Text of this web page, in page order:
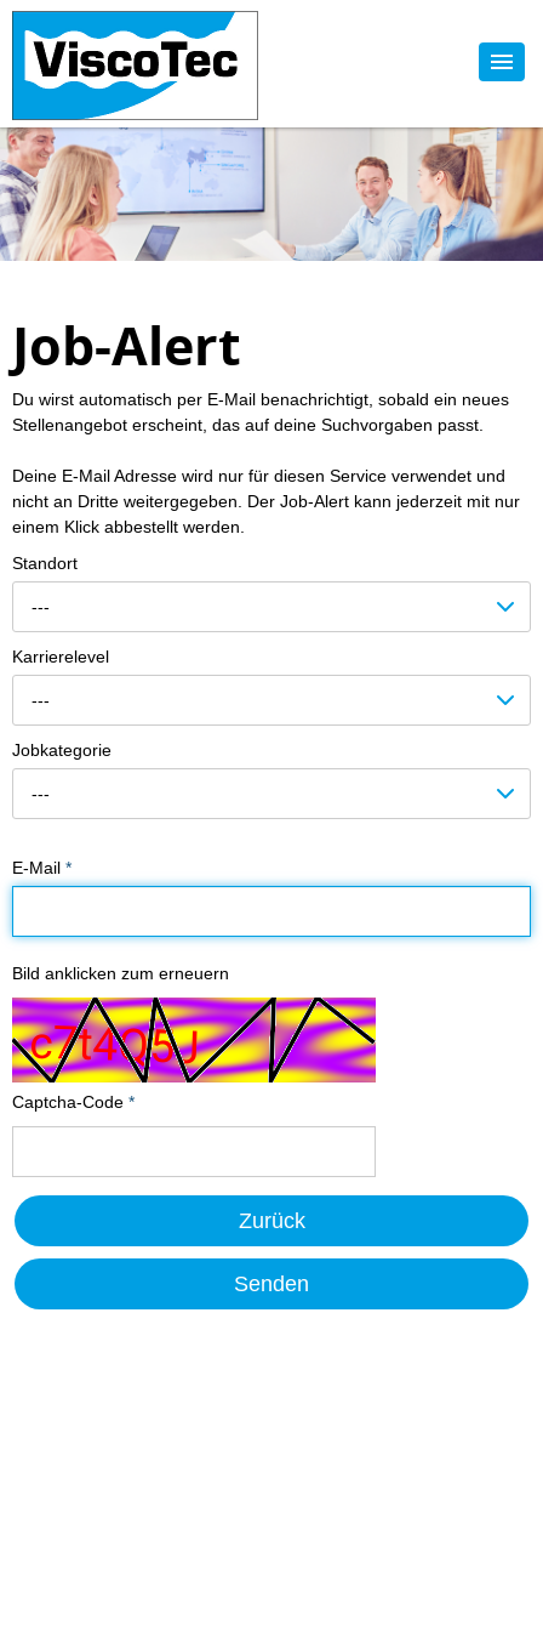
Job-Alert
Du wirst automatisch per E-Mail benachrichtigt, sobald ein neues
Stellenangebot erscheint, das auf deine Suchvorgaben passt.
Deine E-Mail Adresse wird nur für diesen Service verwendet und
nicht an Dritte weitergegeben. Der Job-Alert kann jederzeit mit nur
einem Klick abbestellt werden.
Standort
---
Karrierelevel
---
Jobkategorie
---
E-Mail *
Bild anklicken zum erneuern
Captcha-Code *
Zurück
Senden